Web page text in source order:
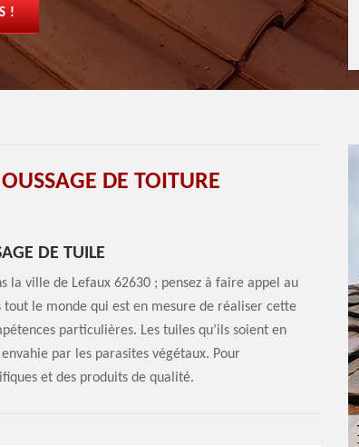
!
DE TOITURE
DE TUILE
la ville de Lefaux 62630 ; pensez à faire appel au
tout le monde qui est en mesure de réaliser cette
particulières. Les tuiles qu’ils soient en
par les parasites végétaux. Pour
et des produits de qualité.